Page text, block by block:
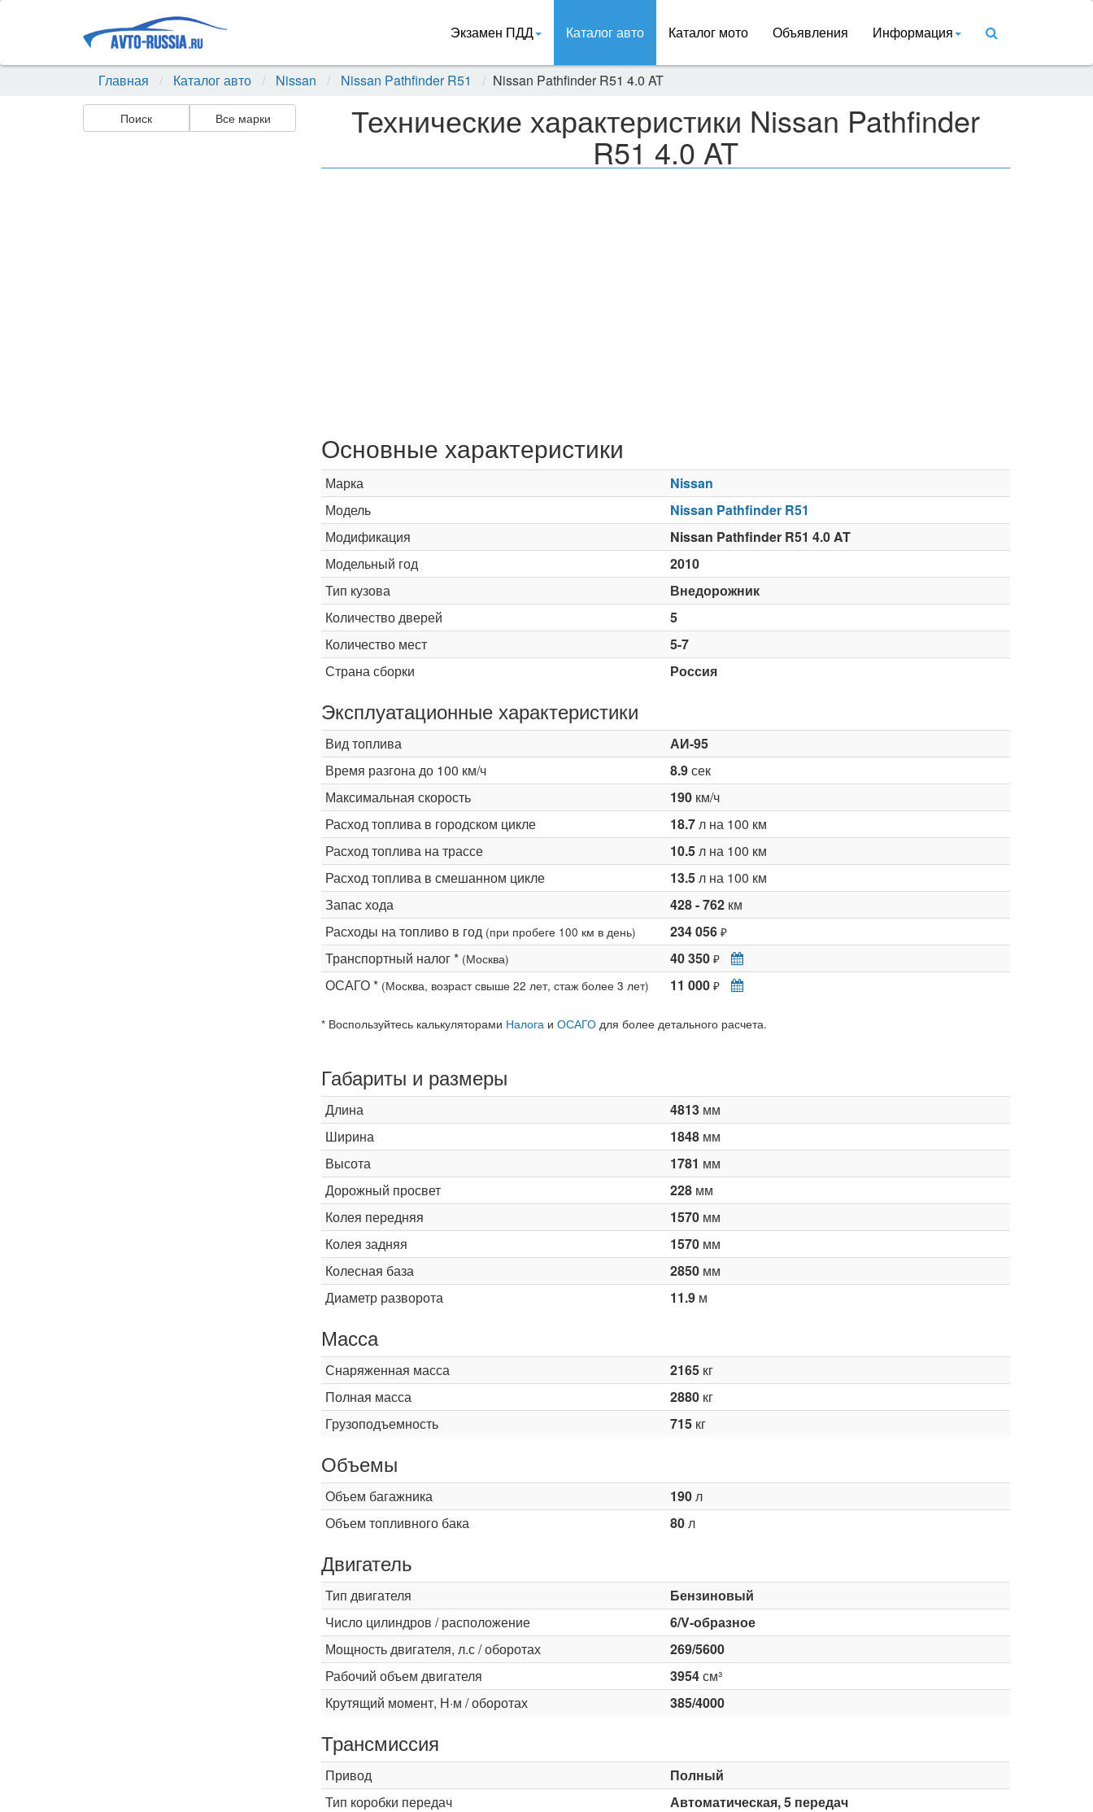
Экзамен ПДД Каталог авто Каталог мото Объявления Информация
Главная Каталог авто Nissan Nissan Pathfinder R51 Nissan Pathfinder R51 4.0 AT
Поиск Все марки Технические характеристики Nissan Pathfinder
R51 4.0 AT
Основные характеристики
Марка
Nissan
Модель
Nissan Pathfinder R51
Модификация
Nissan Pathfinder R51 4.0 AT
Модельный год
2010
Тип кузова
Внедорожник
Количество дверей
5
Количество мест
5-7
Страна сборки
Россия
Эксплуатационные характеристики
Вид топлива
АИ-95
Время разгона до 100 км/ч
8.9сек
Максимальная скорость
190км/ч
Расход топлива в городском цикле
18.7л на 100 км
Расход топлива на трассе
10.5л на 100 км
Расход топлива в смешанном цикле
13.5л на 100 км
Запас хода
428 - 762км
Расходы на топливо в год (при пробеге 100 км в день) 234 056 ₽
Транспортный налог * (Москва) 40 350 ₽
ОСАГО * (Москва, возраст свыше 22 лет, стаж более 3 лет) 11 000 ₽
* Воспользуйтесь калькуляторами Налогаи ОСАГОдля более детального расчета.
Габариты и размеры
Длина 4813мм
Ширина
1848мм
Высота
1781 мм
Дорожный просвет
228мм
Колея передняя
1570мм
Колея задняя
1570мм
Колесная база
2850мм
Диаметр разворота
11.9м
Масса
Снаряженная масса 2165кг
Полная масса
2880кг
Грузоподъемность
715кг
Объемы
Объем багажника 190л
Объем топливного бака
80л
Двигатель
Тип двигателя
Бензиновый
Число цилиндров / расположение
6/V-образное
Мощность двигателя, л.с / оборотах
269/5600
Рабочий объем двигателя
3954см³
Крутящий момент, Н·м / оборотах
385/4000
Трансмиссия
Привод
Полный
Тип коробки передач
Автоматическая, 5 передач